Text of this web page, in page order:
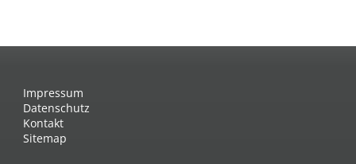
Impressum
Datenschutz
Kontakt
Sitemap